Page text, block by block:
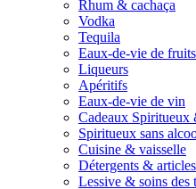
Rhum & cachaça
Vodka
Tequila
Eaux-de-vie de fruits
Liqueurs
Apéritifs
Eaux-de-vie de vin
Cadeaux Spiritueux
Spiritueux sans
Cuisine & vaisselle
Détergents &
Lessive & soins des